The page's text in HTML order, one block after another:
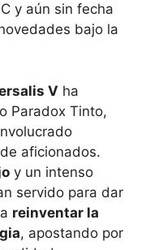
y aún sin fecha
bajo la
V ha
Paradox Tinto,
aficionados.
y un intenso
servido para dar
reinventar la
, apostando por